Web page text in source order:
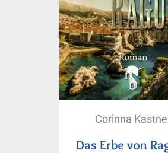
Corinna
Das Erbe von